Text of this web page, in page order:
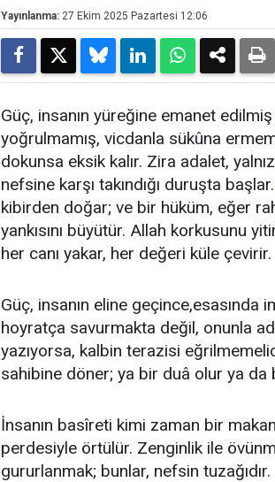
Yayınlanma: 27 Ekim 2025 Pazartesi 12:06
Güç, insanın yüreğine emanet
yoğrulmamış, vicdanla sükûna
dokunsa eksik kalır. Zira adalet,
nefsine karşı takındığı duruşta
kibirden doğar; ve bir hüküm, eğer
yankısını büyütür. Allah korkusunu
her canı yakar, her değeri küle çevirir.
Güç, insanın eline geçince,esasında
hoyratça savurmakta değil, onunla
yazıyorsa, kalbin terazisi
sahibine döner; ya bir duâ olur ya da
İnsanın basîreti kimi zaman bir
perdesiyle örtülür. Zenginlik ile
gururlanmak; bunlar, nefsin